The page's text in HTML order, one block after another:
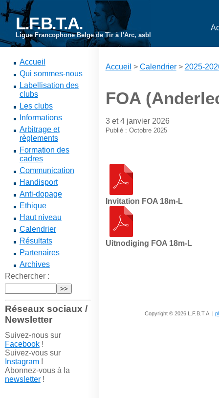
L.F.B.T.A.
Ligue Francophone Belge de Tir à l'Arc, asbl
Accueil
Qui sommes-nous
Labellisation des
clubs
Les clubs
Informations
Arbitrage et
règlements
Formation des
cadres
Communication
Handisport
Anti-dopage
Ethique
Haut niveau
Calendrier
Résultats
Partenaires
Archives
Rechercher :
Réseaux sociaux /
Newsletter
Suivez-nous sur
Facebook!
Suivez-vous sur
Instagram!
Abonnez-vous à la
newsletter!
Accueil > Calendrier> 2025-
FOA
3 et 4 janvier 2026
Publié : Octobre 2025
Invitation FOA 18m-L
Uitnodiging FOA 18m-L
Copyright © 2026 L.F.B.T.A. |